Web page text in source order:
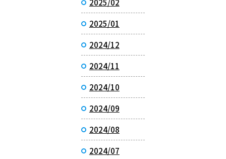
2025/02
2025/01
2024/12
2024/11
2024/10
2024/09
2024/08
2024/07